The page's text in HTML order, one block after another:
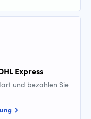
Express
und bezahlen Sie